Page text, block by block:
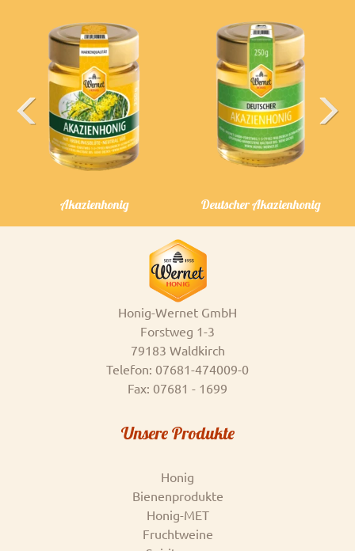
Akazienhonig Deutscher Akazienhonig
Previous
Honig-Wernet GmbH
Forstweg 1-3
79183 Waldkirch
Telefon: 07681-474009-0
Fax: 07681 - 1699
Unsere Produkte
Honig
Bienenprodukte
Honig-MET
Fruchtweine